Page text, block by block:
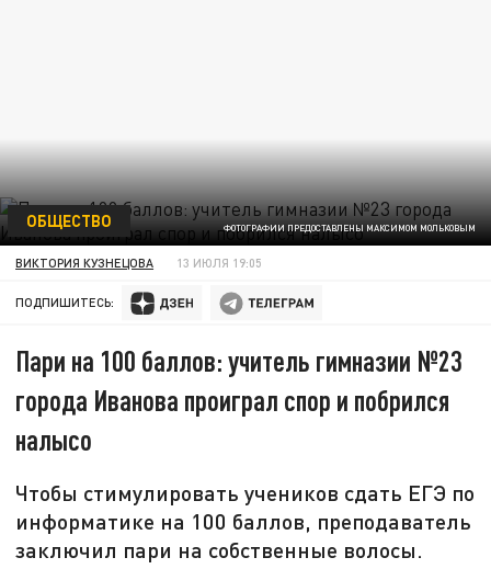
ФОТОГРАФИИ ПРЕДОСТАВЛЕНЫ МАКСИМОМ МОЛЬКОВЫМ
ОБЩЕСТВО
ВИКТОРИЯ КУЗНЕЦОВА 13 ИЮЛЯ 19:05
ПОДПИШИТЕСЬ:
Пари на 100 баллов: учитель гимназии №23
города Иванова проиграл спор и побрился
налысо
Чтобы стимулировать учеников сдать ЕГЭ по
информатике на 100 баллов, преподаватель
заключил пари на собственные волосы.